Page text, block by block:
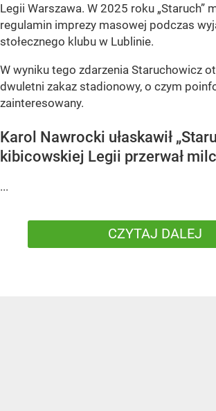
Legii Warszawa. W 2025 roku „Staruch”
regulamin imprezy masowej podczas
stołecznego klubu w Lublinie.
W wyniku tego zdarzenia Staruchowicz
dwuletni zakaz stadionowy, o czym
zainteresowany.
Karol Nawrocki ułaskawił
kibicowskiej Legii przerwał
...
CZYTAJ DALEJ